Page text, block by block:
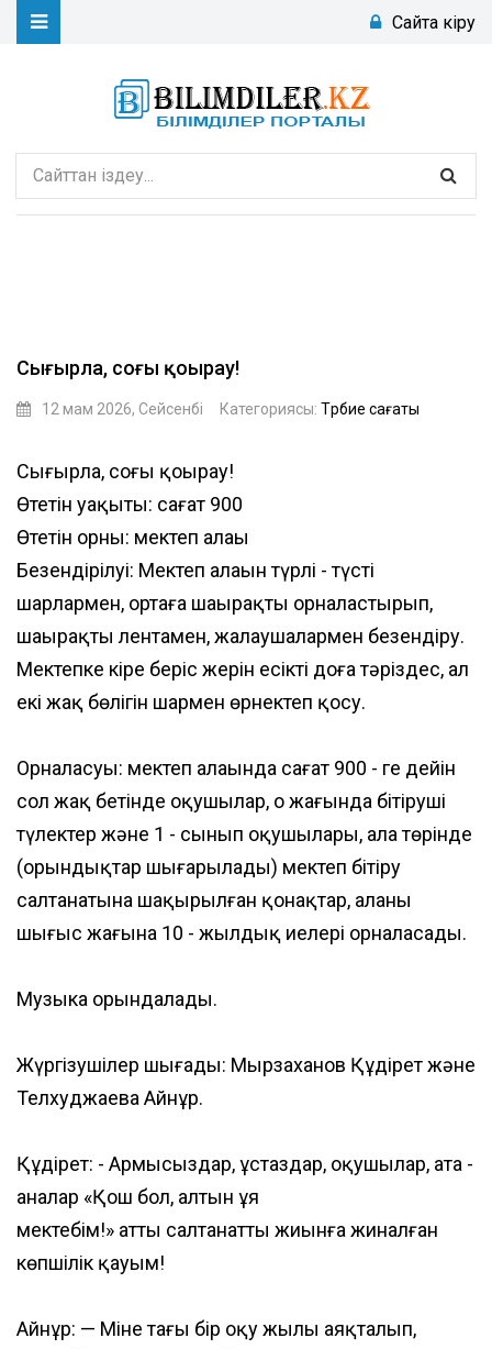
Сайтқа кіру
Сыңғырла, соңғы қоңырау!
12 мам 2026, Сейсенбі Категориясы: Тәрбие сағаты
Сыңғырла, соңғы қоңырау!
Өтетін уақыты: сағат 900
Өтетін орны: мектеп алаңы
Безендірілуі: Мектеп алаңын түрлі - түсті
шарлармен, ортаға шаңырақты орналастырып,
шаңырақты лентамен, жалаушалармен безендіру.
Мектепке кіре беріс жерін есікті доға тәріздес, ал
екі жақ бөлігін шармен өрнектеп қосу.
Орналасуы: мектеп алаңында сағат 900 - ге дейін
сол жақ бетінде оқушылар, оң жағында бітіруші
түлектер және 1 - сынып оқушылары, алаң төрінде
(орындықтар шығарылады) мектеп бітіру
салтанатына шақырылған қонақтар, алаңның
шығыс жағына 10 - жылдық иелері орналасады.
Музыка орындалады.
Жүргізушілер шығады: Мырзаханов Құдірет және
Телхуджаева Айнұр.
Құдірет: - Армысыздар, ұстаздар, оқушылар, ата -
аналар «Қош бол, алтын ұя
мектебім!» атты салтанатты жиынға жиналған
көпшілік қауым!
Айнұр: — Міне тағы бір оқу жылы аяқталып,